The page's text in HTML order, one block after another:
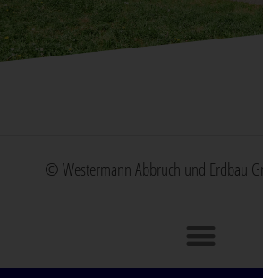
© Westermann Abbruch und Erdbau